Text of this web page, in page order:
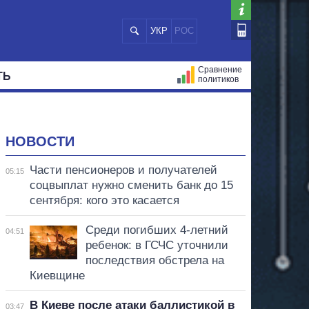
УКР РОС
Сравнение
политиков
НОВОСТИ
05:15
Части пенсионеров и получателей
соцвыплат нужно сменить банк до 15
сентября: кого это касается
04:51
Среди погибших 4-летний
ребенок: в ГСЧС уточнили
последствия обстрела на
Киевщине
03:47
В Киеве после атаки баллистикой в